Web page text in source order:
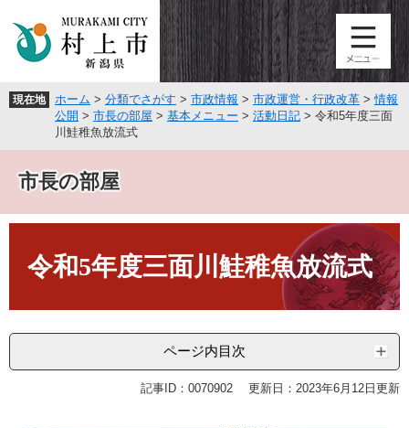
頭
飛
へ
現在地 ホーム > 分類でさがす > 市政情報 > 市政運営・行政改革 >情報
公開 > 市長の部屋 > 基本メニュー > 活動日記 > 令和5年度三面
川鮭稚魚放流式
市長の部屋
令和5年度三面川鮭稚魚放流式
ページ内目次
記事ID：0070902 更新日：2023年6月12日更新